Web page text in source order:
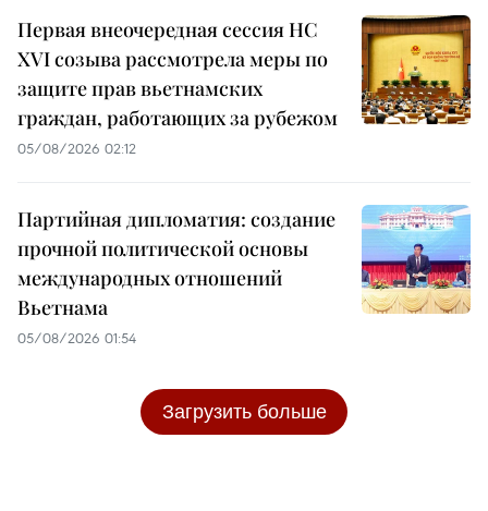
Первая внеочередная сессия НС
XVI созыва рассмотрела меры по
защите прав вьетнамских
граждан, работающих за рубежом
05/08/2026 02:12
Партийная дипломатия: создание
прочной политической основы
международных отношений
Вьетнама
05/08/2026 01:54
Загрузить больше